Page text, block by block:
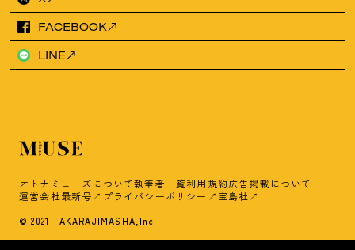
FACEBOOK
LINE
オトナミューズについて執筆者一覧利用規約広告掲載について
運営会社最新号 プライバシーポリシー 宝島社
© 2021 TAKARAJIMASHA,Inc.